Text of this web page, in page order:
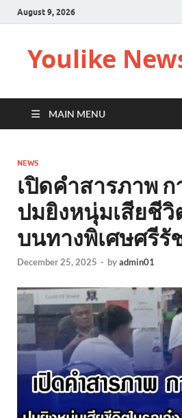
August 9, 2026
Youlike
MAIN MENU
NEWS
เปิดคำสารภาพ ก
ปมยิงหนุ่มเสียชีวิ
บนทางพิเศษศรีรั
December 25, 2025 - byadmin01